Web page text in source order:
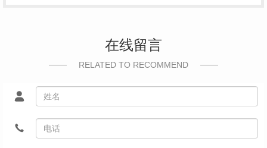
在线留言
RELATED TO RECOMMEND